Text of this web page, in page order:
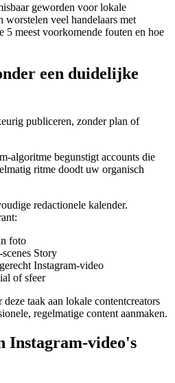
geworden voor lokale
veel handelaars met
5 meest voorkomende fouten en hoe
een duidelijke
publiceren, zonder plan of
algoritme begunstigt accounts die
ritme doodt uw organisch
redactionele kalender.
foto
Story
Instagram-video
of sfeer
taak aan lokale contentcreators
regelmatige content aanmaken.
Instagram-video's